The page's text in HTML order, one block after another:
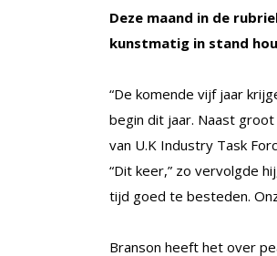
Deze maand in de
kunstmatig in stand
“De komende vijf jaar
begin dit jaar. Naast
van U.K Industry Task
“Dit keer,” zo vervolgde
tijd goed te besteden.
Branson heeft het over